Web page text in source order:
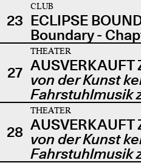
23
CLUB
ECLIPSE
Boundary -
27
THEATER
AUSVERKAUFT
von der Kunst
Fahrstuhlmusik
28
THEATER
AUSVERKAUFT
von der Kunst
Fahrstuhlmusik